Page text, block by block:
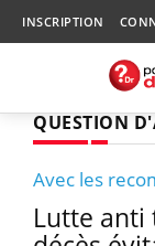
INSCRIPTION
QUESTION
Avec les
Lutte anti